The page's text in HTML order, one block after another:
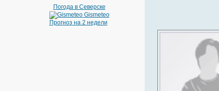
Погода в Северске
Gismeteo
Прогноз на 2 недели